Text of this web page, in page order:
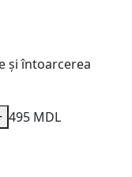
și întoarcerea
495 MDL